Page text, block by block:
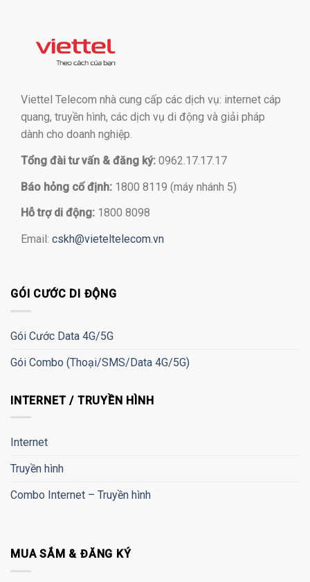
Viettel Telecom nhà cung cấp các dịch vụ: internet cáp
quang, truyền hình, các dịch vụ di động và giải pháp
dành cho doanh nghiệp.
Tổng đài tư vấn & đăng ký: 0962.17.17.17
Báo hỏng cố định: 1800 8119 (máy nhánh 5)
Hỗ trợ di động: 1800 8098
Email: cskh@vieteltelecom.vn
GÓI CƯỚC DI ĐỘNG
Gói Cước Data 4G/5G
Gói Combo (Thoại/SMS/Data 4G/5G)
INTERNET / TRUYỀN HÌNH
Internet
Truyền hình
Combo Internet – Truyền hình
MUA SẮM & ĐĂNG KÝ